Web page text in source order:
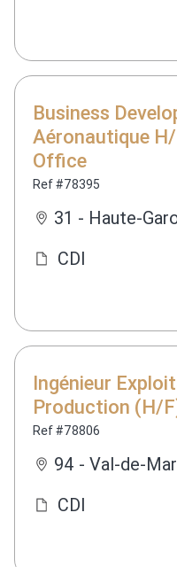
Business
Aéronautique
Office
Ref #78395
31 - Haute-
CDI
Ingénieur
Production (H/
Ref #78806
94 - Val-de-
CDI